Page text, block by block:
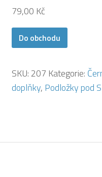
79,00 Kč
Do obchodu
SKU: 207 Kategorie:
doplňky, Podložky pod